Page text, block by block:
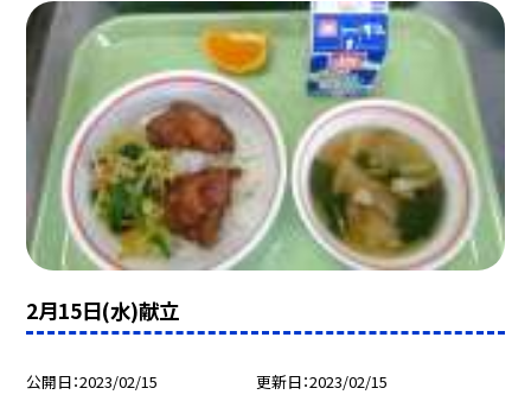
2月15日(水)献立
公開日 2023/02/15 更新日 2023/02/15